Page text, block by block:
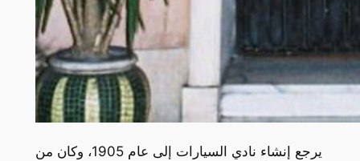
يرجع إنشاء نادي السيارات إلى عام 1905، وكان من